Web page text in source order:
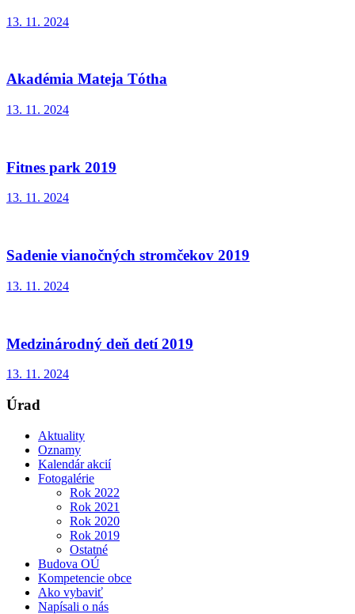
13. 11. 2024
Akadémia Mateja Tótha
13. 11. 2024
Fitnes park 2019
13. 11. 2024
Sadenie vianočných stromčekov 2019
13. 11. 2024
Medzinárodný deň detí 2019
13. 11. 2024
Úrad
Aktuality
Oznamy
Kalendár akcií
Fotogalérie
Rok 2022
Rok 2021
Rok 2020
Rok 2019
Ostatné
Budova OÚ
Kompetencie obce
Ako vybaviť
Napísali o nás